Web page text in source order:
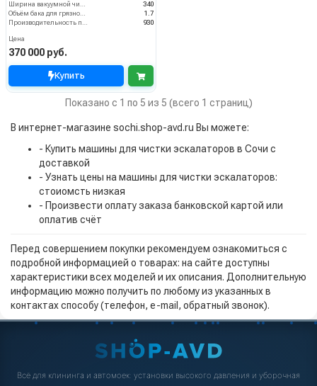
Ширина вакуумной чистки (мм)
340
Объём бака для грязной воды (пыли) (л)
1.7
Производительность по площади (м2/ч)
930
Цена
370 000 руб.
Купить
Показано с 1 по 5 из 5 (всего 1 страниц)
В интернет-магазине sochi.shop-avd.ru Вы можете:
- Купить машины для чистки эскалаторов в Сочи с
доставкой
- Узнать цены на машины для чистки эскалаторов:
стоиомсть низкая
- Произвести оплату заказа банковской картой или
оплатив счёт
Перед совершением покупки рекомендуем ознакомиться с
подробной информацией о товарах: на сайте доступны
характеристики всех моделей и их описания. Дополнительную
информацию можно получить по любому из указанных в
контактах способу (телефон, e-mail, обратный звонок).
Всё для клининга и автомоек: установки высокого давления и уборочная